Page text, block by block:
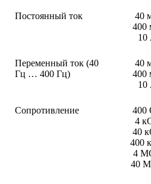
Постоянный ток
40
400
10
Переменный ток (40
Гц … 400 Гц)
40
400
10
Сопротивление
400
4
40
400
4
40